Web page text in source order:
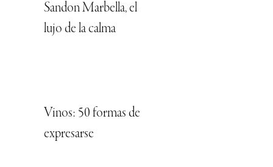
Sandon Marbella, el
lujo de la calma
Vinos: 50 formas de
expresarse